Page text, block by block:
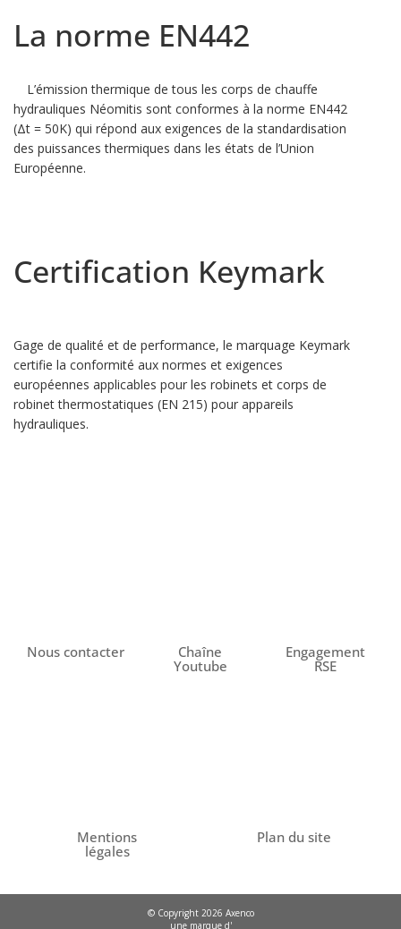
La norme EN442
L’émission thermique de tous les corps de chauffe
hydrauliques Néomitis sont conformes à la norme EN442
(Δt = 50K) qui répond aux exigences de la standardisation
des puissances thermiques dans les états de l’Union
Européenne.
Certification Keymark
Gage de qualité et de performance, le marquage Keymark
certifie la conformité aux normes et exigences
européennes applicables pour les robinets et corps de
robinet thermostatiques (EN 215) pour appareils
hydrauliques.
Nous contacter
Chaîne
Youtube
Engagement
RSE
Mentions
légales
Plan du site
© Copyright 2026 Axenco
une marque d'